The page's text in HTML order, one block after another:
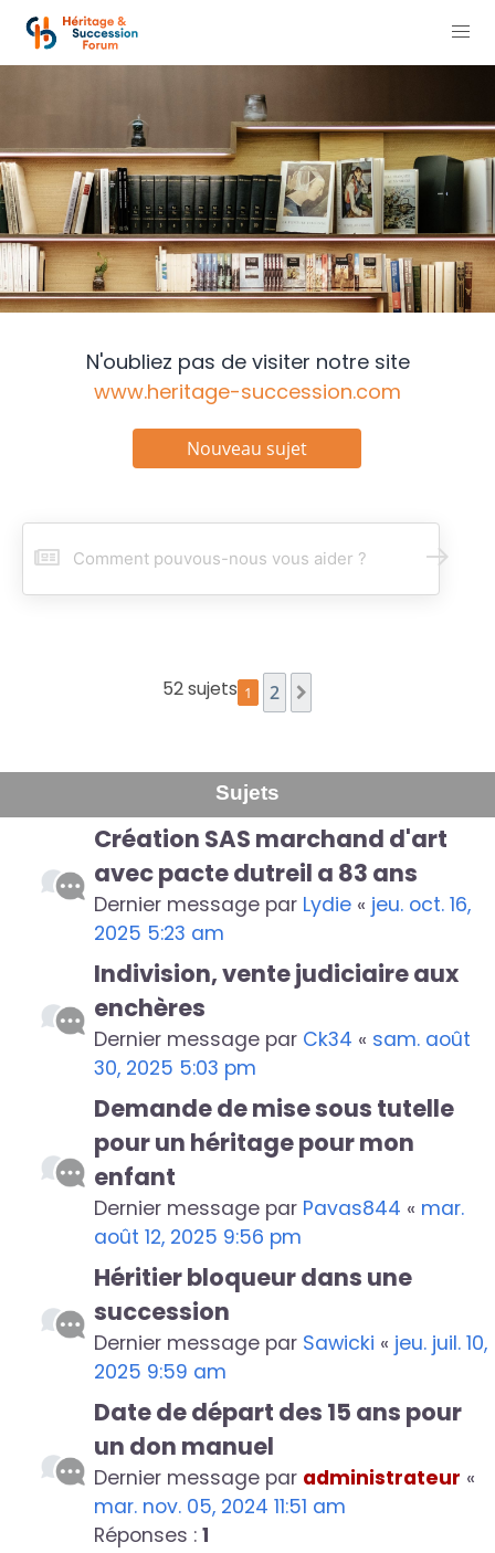
N'oubliez pas de visiter notre site
www.heritage-succession.com
Nouveau sujet
R
52 sujets 1 2 Suivant
Sujets
Création SAS marchand d'art
avec pacte dutreil a 83 ans
Dernier message par Lydie « jeu. oct. 16,
2025 5:23 am
Indivision, vente judiciaire aux
enchères
Dernier message par Ck34 « sam. août
30, 2025 5:03 pm
Demande de mise sous tutelle
pour un héritage pour mon
enfant
Dernier message par Pavas844 « mar.
août 12, 2025 9:56 pm
Héritier bloqueur dans une
succession
Dernier message par Sawicki « jeu. juil. 10,
2025 9:59 am
Date de départ des 15 ans pour
un don manuel
Dernier message par administrateur «
mar. nov. 05, 2024 11:51 am
Réponses : 1